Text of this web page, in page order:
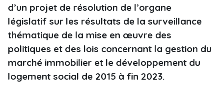
d’un projet de résolution de l’organe
législatif sur les résultats de la surveillance
thématique de la mise en œuvre des
politiques et des lois concernant la gestion du
marché immobilier et le développement du
logement social de 2015 à fin 2023.